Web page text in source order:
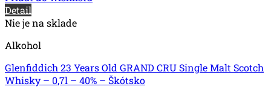
Detail
Nie je na sklade
Alkohol
Glenfiddich 23 Years Old GRAND CRU Single Malt Scotch
Whisky – 0,7l – 40% – Škótsko